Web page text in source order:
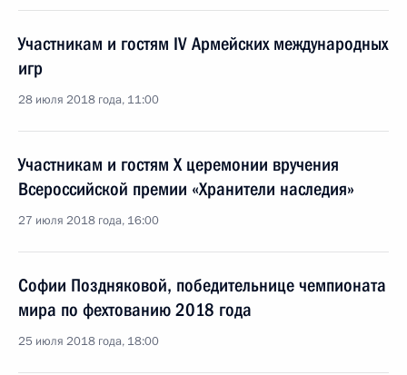
Участникам и гостям IV Армейских международных
игр
28 июля 2018 года, 11:00
Участникам и гостям X церемонии вручения
Всероссийской премии «Хранители наследия»
27 июля 2018 года, 16:00
Софии Поздняковой, победительнице чемпионата
мира по фехтованию 2018 года
25 июля 2018 года, 18:00